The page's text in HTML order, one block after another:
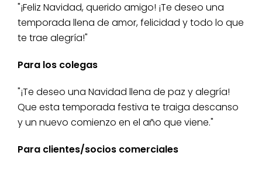
"¡Feliz Navidad, querido amigo! ¡Te deseo una
temporada llena de amor, felicidad y todo lo que
te trae alegría!"
Para los colegas
"¡Te deseo una Navidad llena de paz y alegría!
Que esta temporada festiva te traiga descanso
y un nuevo comienzo en el año que viene."
Para clientes/socios comerciales